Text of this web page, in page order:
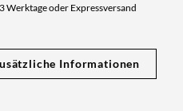
Werktage oder Expressversand
Informationen